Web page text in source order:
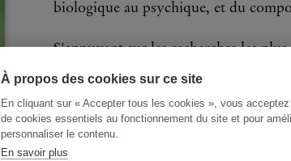
À propos des cookies sur ce site
En cliquant sur « Accepter tous les cookies », vous acceptez
de cookies essentiels au fonctionnement du site et pour
personnaliser le contenu.
En savoir plus
biologique au psychique, et du
S'appuyant sur les recherches les
d'analyser cette genèse. Montrer
pour l'explication en psychologie du
Enfin, il relie les sciences
schéma épistémologique d'ensemble,
par la linguistique, la psychologie, la